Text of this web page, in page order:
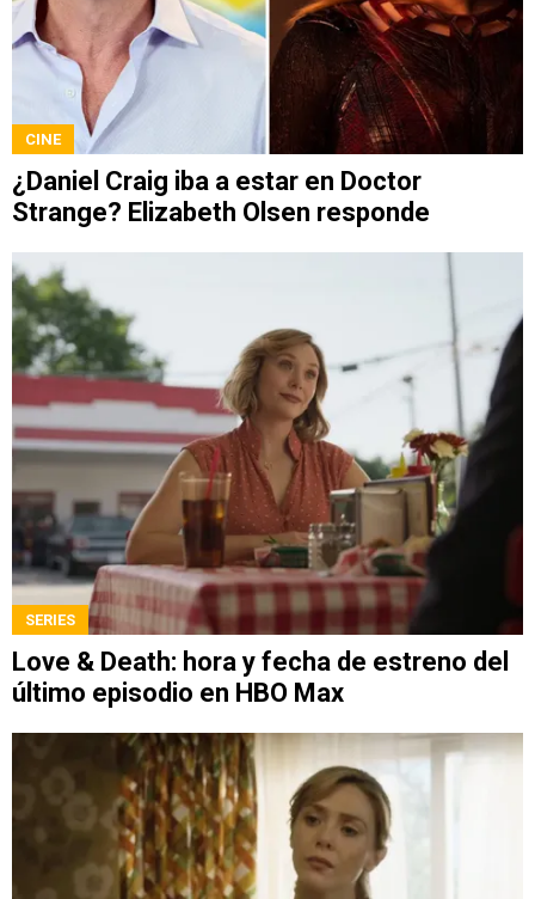
CINE
¿Daniel Craig iba a estar en Doctor
Strange? Elizabeth Olsen responde
SERIES
Love & Death: hora y fecha de estreno del
último episodio en HBO Max